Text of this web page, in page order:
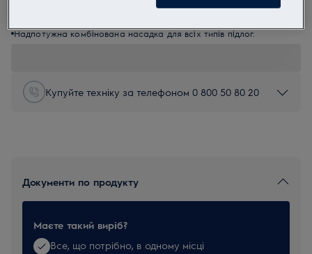
Надпотужна комбінована насадка для всіх типів підлог.
Купуйте техніку за телефоном 0 800 50 80 20
Документи по продукту
Маєте такий виріб?
Все, що потрібно, в одному місці